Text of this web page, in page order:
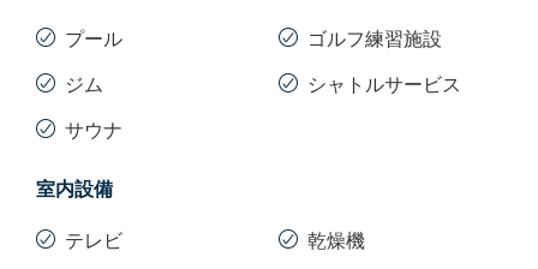
プール
ジム
サウナ
ゴルフ練習施設
シャトルサービス
室内設備
テレビ 乾燥機